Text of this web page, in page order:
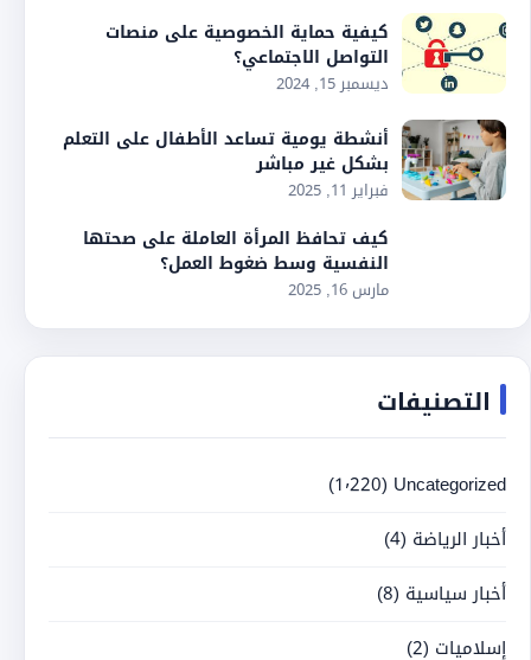
كيفية حماية الخصوصية على منصات
التواصل الاجتماعي؟
ديسمبر 15, 2024
أنشطة يومية تساعد الأطفال على التعلم
بشكل غير مباشر
فبراير 11, 2025
كيف تحافظ المرأة العاملة على صحتها
النفسية وسط ضغوط العمل؟
مارس 16, 2025
التصنيفات
Uncategorized (1٬220)
أخبار الرياضة (4)
أخبار سياسية (8)
إسلاميات (2)